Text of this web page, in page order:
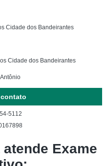
Cidade dos Bandeirantes
Cidade dos Bandeirantes
contato
5112
Exame